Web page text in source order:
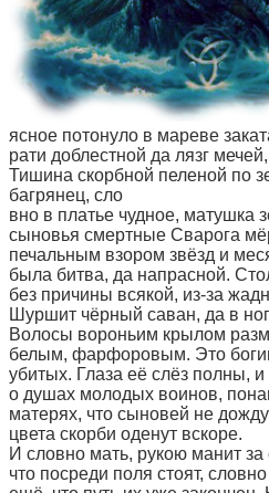
ясное потонуло в мареве
рати доблестной да лязг
Тишина скорбной пеленой по
багрянец, сло
вно в платье чудное, матушка
сыновья смертные Сварога
печальным взором звёзд и
была битва, да напрасной.
без причины всякой, из-за
Шуршит чёрный саван, да в
Волосы вороньим крылом
белым, фарфоровым. Это
убитых. Глаза её слёз полны,
о душах молодых воинов,
матерях, что сыновей не
цвета скорби оденут вскоре.
И словно мать, рукою манит
что посреди поля стоят,